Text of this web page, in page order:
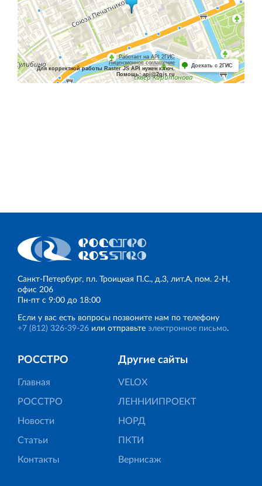
Работает на API 2ГИС
Лицензионное соглашение
Для корректной работы Raster JS API нужен ключ.
Помощь: api@2gis.ru
Доехать с 2ГИС
Санкт‐Петербург, пл. Троицкая П.С., д.3, лит.А, пом. 2-Н,
офис 206
Пн‐пт с 9:00 до 18:00
Если у вас есть вопросы позвоните нам по телефону
+7 (812) 326‐39‐26 или отправьте электронное письмо.
РОССТРО
Главная
РОССТРО
Новости
Статьи
Контакты
Другие сайты
VELOX
ЛЕННИИПРОЕКТ
НОРД
ПКТИ
Вернисаж